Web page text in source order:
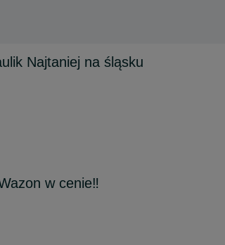
Najtaniej na śląsku
w cenie‼️